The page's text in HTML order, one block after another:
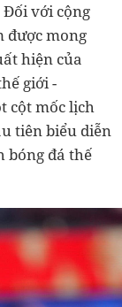
với cộng
được mong
hiện của
giới -
cột mốc lịch
tiên biểu diễn
bóng đá thế